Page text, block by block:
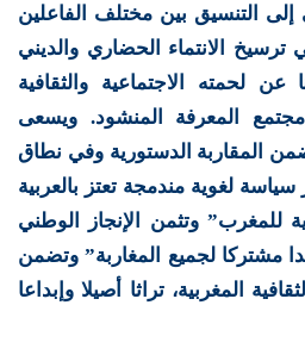
التنسيق بين مختلف الفاعلين
ترسيخ الانتماء الحضاري والديني
لحمته الاجتماعية والثقافية
المعرفة المنشود. ويسعى
المقاربة الدستورية وفي نطاق
لغوية مندمجة تعتز بالعربية
للمغرب” وتثمن الإنجاز الوطني
مشتركا لجميع المغاربة” وتضمن
المغربية، تراثا أصيلا وإبداعا